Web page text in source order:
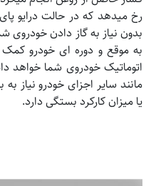
رخ میدهد که در حالت درایو
بدون نیاز به گاز دادن
به موقع و دوره ای خودرو
اتوماتیک خودروی شما
مانند سایر اجزای خودرو نیاز
یا میزان کارکرد بستگی دارد.